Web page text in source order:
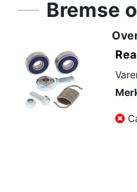
Bremse